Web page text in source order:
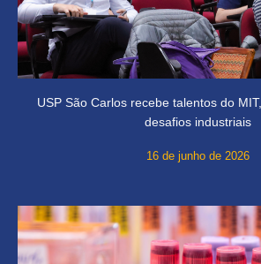
USP São Carlos recebe talentos do
desafios industriais
16 de junho de 2026